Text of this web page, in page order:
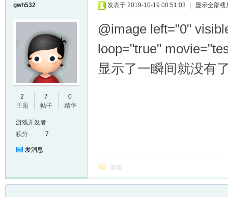
gwh532
2
主题
7
帖子
0
精华
游戏开发者
积分
7
发消息
发表于 2019-10-19 00:51:03 显示全部楼
@image left="0"
loop="true"
显示了一瞬间就没有
回复